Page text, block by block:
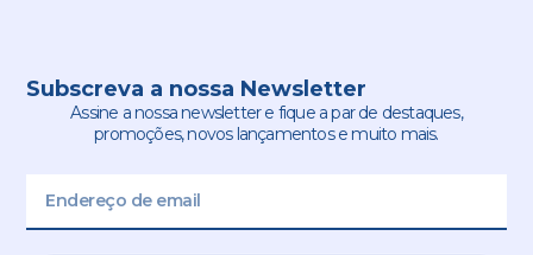
Subscreva a nossa Newsletter
Assine a nossa newsletter e fique a par de destaques,
promoções, novos lançamentos e muito mais.